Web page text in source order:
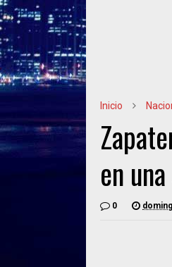
Inicio
en
0